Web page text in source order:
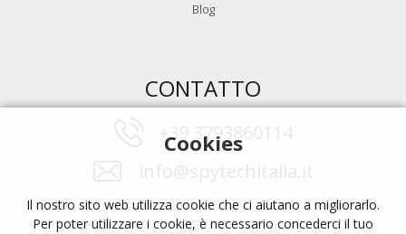
Blog
CONTATTO
+39 3793860114
Cookies
Il nostro sito web utilizza cookie che ci aiutano a migliorarlo.
Per poter utilizzare i cookie, è necessario concederci il tuo